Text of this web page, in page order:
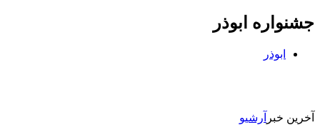
جشنواره ابوذر
ابوذر
آخرین خبر آرشیو